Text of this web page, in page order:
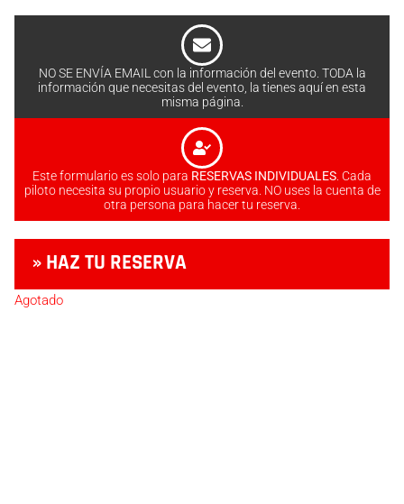
NO SE ENVÍA EMAIL con la información del evento. TODA la
información que necesitas del evento, la tienes aquí en esta
misma página.
Este formulario es solo para RESERVAS INDIVIDUALES . Cada
piloto necesita su propio usuario y reserva. NO uses la cuenta de
otra persona para hacer tu reserva.
» HAZ TU RESERVA
Agotado